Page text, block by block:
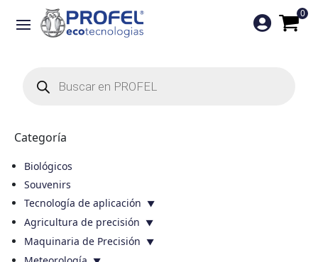
productos
0

Categoría
Biológicos
Souvenirs
Tecnología de aplicación
Agricultura de precisión
Maquinaria de Precisión